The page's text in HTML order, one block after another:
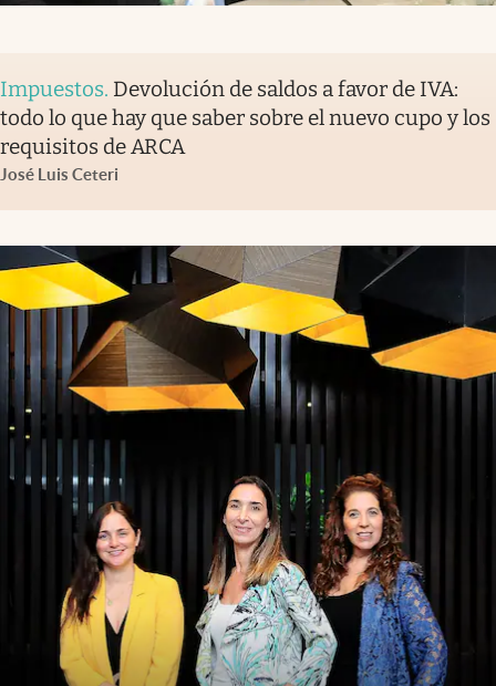
Impuestos. Devolución de saldos a favor de IVA:
todo lo que hay que saber sobre el nuevo cupo y los
requisitos de ARCA
José Luis Ceteri